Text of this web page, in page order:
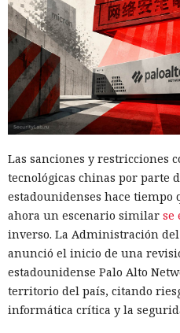
Las sanciones y restricciones
tecnológicas chinas por parte
estadounidenses hace
ahora un escenario similar se
inverso. La Administración
anunció el inicio de una
estadounidense Palo Alto
territorio del país, citando
informática crítica y la